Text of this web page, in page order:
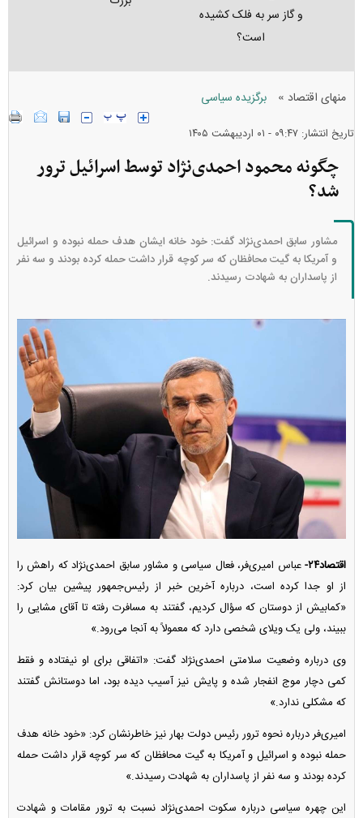
و گاز سر به فلک کشیده
است؟
منهای اقتصاد » برگزیده سیاسی
تاریخ انتشار: ۰۹:۴۷ - ۰۱ ارديبهشت ۱۴۰۵
چگونه محمود احمدی‌نژاد توسط اسرائیل ترور
شد؟
مشاور سابق احمدی‌نژاد گفت: خود خانه ایشان هدف حمله نبوده و اسرائیل
و آمریکا به گیت محافظان که سر کوچه قرار داشت حمله کرده بودند و سه نفر
از پاسداران به شهادت رسیدند.
اقتصاد۲۴-
عباس امیری‌فر، فعال سیاسی و مشاور سابق احمدی‌نژاد که راهش را
از او جدا کرده است، درباره آخرین خبر از رئیس‌جمهور پیشین بیان کرد:
«کمابیش از دوستان که سؤال کردیم، گفتند به مسافرت رفته تا آقای مشایی را
ببیند، ولی یک ویلای شخصی دارد که معمولاً به آنجا می‌رود.»
وی درباره وضعیت سلامتی احمدی‌نژاد گفت: «اتفاقی برای او نیفتاده و فقط
کمی دچار موج انفجار شده و پایش نیز آسیب دیده بود، اما دوستانش گفتند
که مشکلی ندارد.»
امیری‌فر درباره نحوه ترور رئیس دولت بهار نیز خاطرنشان کرد: «خود خانه هدف
حمله نبوده و اسرائیل و آمریکا به گیت محافظان که سر کوچه قرار داشت حمله
کرده بودند و سه نفر از پاسداران به شهادت رسیدند.»
این چهره سیاسی درباره سکوت احمدی‌نژاد نسبت به ترور مقامات و شهادت